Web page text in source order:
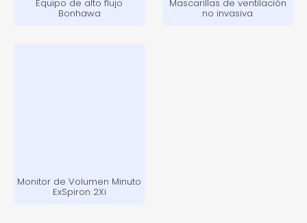
Equipo de alto flujo
Bonhawa
Mascarillas de ventilación
no invasiva
Monitor de Volumen Minuto
ExSpiron 2Xi